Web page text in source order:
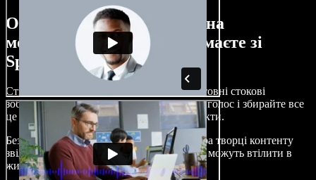
Ось лише невелика частина
можливостей, які ви отримаєте зі
Speechify Studio.
Створюйте озвучення, додавайте безкоштовні стокові
зображення, музику, відео, клонуйте свій голос і збирайте все
це в цілісні, захопливі аудіо- та відеопроєкти.
Без складного навчання й прямо з браузера творці контенту
звільняються від традиційних обмежень і можуть втілити в
життя будь-які ідеї.